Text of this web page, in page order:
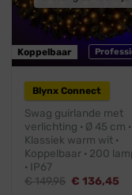
Koppelbaar
Blynx Connect
Swag guirlande met
verlichting · Ø 45 cm ·
Klassiek warm wit ·
Koppelbaar · 200
· IP67
€149,95 € 136,45